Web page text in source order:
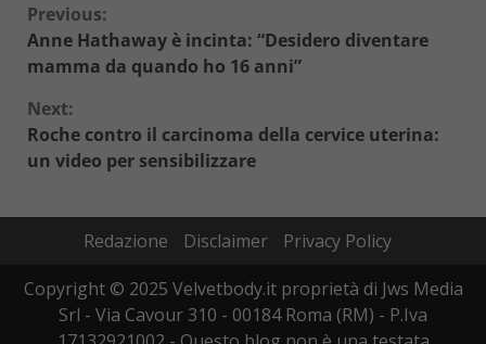
Continue
Reading
Previous:
Anne Hathaway è incinta: “Desidero diventare
mamma da quando ho 16 anni”
Next:
Roche contro il carcinoma della cervice uterina:
un video per sensibilizzare
Redazione Disclaimer
Privacy Policy
Copyright © 2025 Velvetbody.it proprietà di Jws Media
Srl - Via Cavour 310 - 00184 Roma (RM) - P.Iva